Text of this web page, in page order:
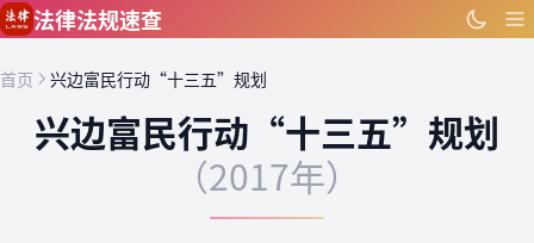
跳到主要内容
法律法规速查
首页 兴边富民行动“十三五”规划
兴边富民行动“十三五”规划
（2017年）